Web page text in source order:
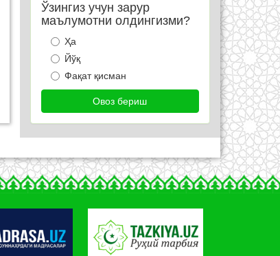
Ўзингиз учун зарур
маълумотни олдингизми?
Ҳа
Йўқ
Фақат қисман